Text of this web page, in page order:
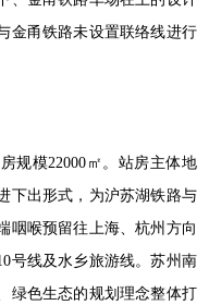
金甬铁路未设置联络线进行
规模22000㎡。站房主体地
下出形式，为沪苏湖铁路与
咽喉预留往上海、杭州方向
号线及水乡旅游线。苏州南
绿色生态的规划理念整体打